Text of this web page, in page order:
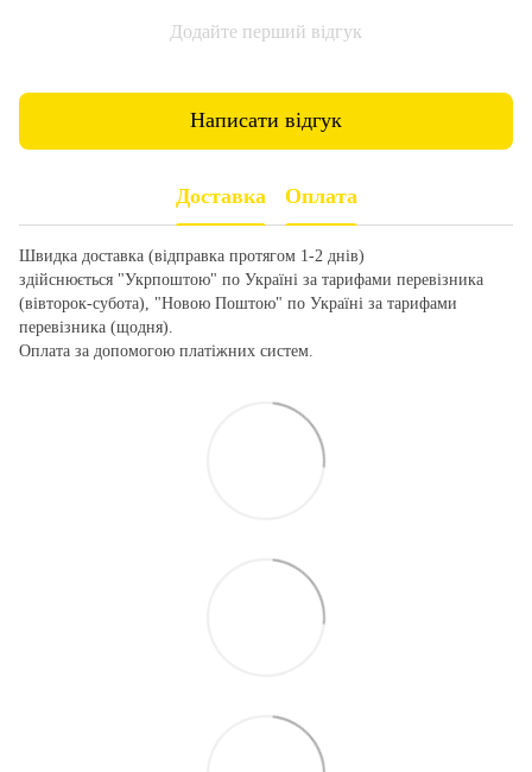
Додайте перший відгук
Написати відгук
Доставка Оплата
Швидка доставка (відправка протягом 1-2 днів)
здійснюється "Укрпоштою" по Україні за тарифами перевізника
(вівторок-субота), "Новою Поштою" по Україні за тарифами
перевізника (щодня).
Оплата за допомогою платіжних систем.